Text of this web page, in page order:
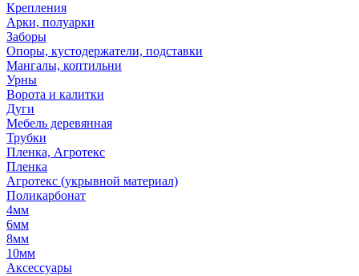
Крепления
Арки, полуарки
Заборы
Опоры, кустодержатели, подставки
Мангалы, коптильни
Урны
Ворота и калитки
Дуги
Мебель деревянная
Трубки
Пленка, Агротекс
Пленка
Агротекс (укрывной материал)
Поликарбонат
4мм
6мм
8мм
10мм
Аксессуары